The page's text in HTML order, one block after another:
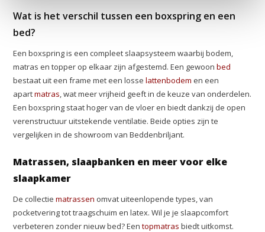
Wat is het verschil tussen een boxspring en een
bed?
Een boxspring is een compleet slaapsysteem waarbij bodem,
matras en topper op elkaar zijn afgestemd. Een gewoonbed
bestaat uit een frame met een losselattenbodem en een
apartmatras, wat meer vrijheid geeft in de keuze van onderdelen.
Een boxspring staat hoger van de vloer en biedt dankzij de open
verenstructuur uitstekende ventilatie. Beide opties zijn te
vergelijken in de showroom van Beddenbriljant.
Matrassen, slaapbanken en meer voor elke
slaapkamer
De collectiematrassen omvat uiteenlopende types, van
pocketvering tot traagschuim en latex. Wil je je slaapcomfort
verbeteren zonder nieuw bed? Eentopmatras biedt uitkomst.